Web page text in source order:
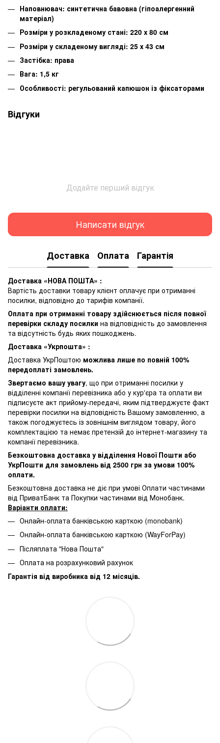
Наповнювач: синтетична бавовна (гіпоалергенний
матеріал)
Розміри у розкладеному стані: 220 х 80 см
Розміри у складеному вигляді: 25 х 43 см
Застібка: права
Вага: 1,5 кг
Особливості: регульований капюшон із фіксаторами
Відгуки
Додайте перший відгук
Написати відгук
Доставка Оплата Гарантія
Доставка «НОВА ПОШТА» :
Вартість доставки товару клієнт оплачує при отриманні
посилки, відповідно до тарифів компанії.
Оплата при отриманні товару здійснюється після повної
перевірки складу посилки на відповідність до замовлення
та відсутність будь яких пошкоджень.
Доставка «Укрпошта» :
Доставка УкрПоштою можлива лише по повній 100%
передоплаті замовлень.
Звертаємо вашу увагу, що при отриманні посилки у
відділенні компанії перевізника або у кур'єра та оплати ви
підписуєте акт прийому-передачі, яким підтверджуєте факт
перевірки посилки на відповідність Вашому замовленню, а
також погоджуєтесь із зовнішнім виглядом товару, його
комплектацією та немає претензій до інтернет-магазину та
компанії перевізника.
Безкоштовна доставка у відділення Нової Пошти або
УкрПошти для замовлень від 2500 грн за умови 100%
оплати.
Безкоштовна доставка не діє при умові Оплати частинами
від ПриватБанк та Покупки частинами від Монобанк.
Варіанти оплати:
Онлайн-оплата банківською карткою (monobank)
Онлайн-оплата банківською карткою (WayForPay)
Післяплата "Нова Пошта"
Оплата на розрахунковий рахунок
Гарантія від виробника від 12 місяців.